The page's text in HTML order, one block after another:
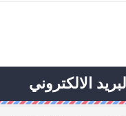
البريد الالكتروني